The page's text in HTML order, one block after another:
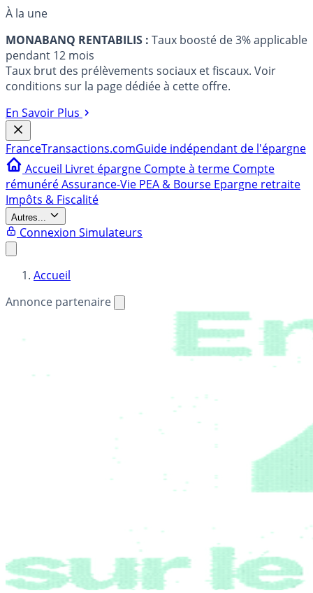
À la une
MONABANQ RENTABILIS : Taux boosté de 3% applicable
pendant 12 mois
Taux brut des prélèvements sociaux et fiscaux. Voir
conditions sur la page dédiée à cette offre.
En Savoir Plus
FranceTransactions.comGuide indépendant de l'épargne
Accueil Livret épargne Compte à terme Compte
rémunéréAssurance-Vie PEA & Bourse Epargne retraite
Impôts & Fiscalité
Autres...
Connexion Simulateurs
Accueil
Annonce partenaire